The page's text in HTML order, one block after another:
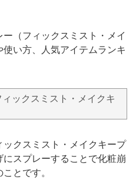
（フィックスミスト・メイ
い方、人気アイテムランキ
ックスミスト・メイクキ
クスミスト・メイクキープ
スプレーすることで化粧崩
とです。